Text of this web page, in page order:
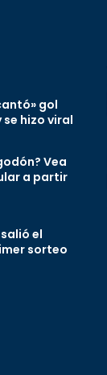
gol
hizo viral
Vea
a partir
el
sorteo